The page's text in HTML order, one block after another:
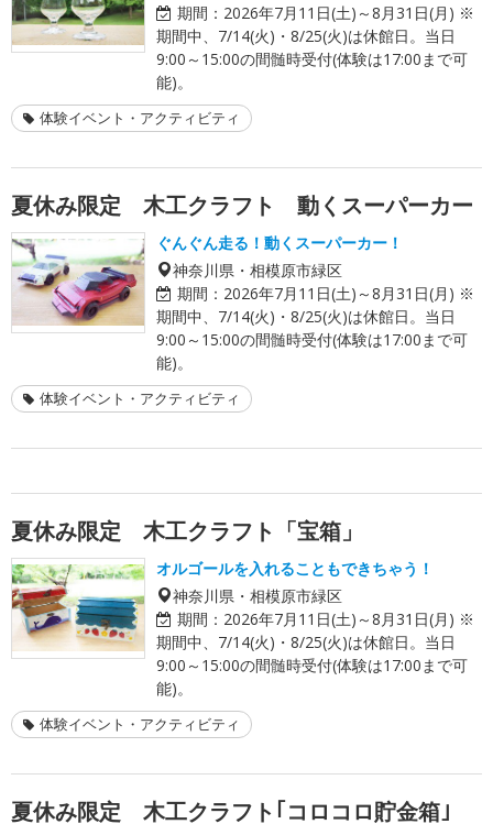
期間： 2026年7月11日(土)～8月31日(月) ※
期間中、7/14(火)・8/25(火)は休館日。当日
9:00～15:00の間髄時受付(体験は17:00まで可
能)。
体験イベント・アクティビティ
夏休み限定 木工クラフト 動くスーパーカー
ぐんぐん走る！動くスーパーカー！
神奈川県・相模原市緑区
期間： 2026年7月11日(土)～8月31日(月) ※
期間中、7/14(火)・8/25(火)は休館日。当日
9:00～15:00の間髄時受付(体験は17:00まで可
能)。
体験イベント・アクティビティ
夏休み限定 木工クラフト「宝箱」
オルゴールを入れることもできちゃう！
神奈川県・相模原市緑区
期間： 2026年7月11日(土)～8月31日(月) ※
期間中、7/14(火)・8/25(火)は休館日。当日
9:00～15:00の間髄時受付(体験は17:00まで可
能)。
体験イベント・アクティビティ
夏休み限定 木工クラフト｢コロコロ貯金箱｣